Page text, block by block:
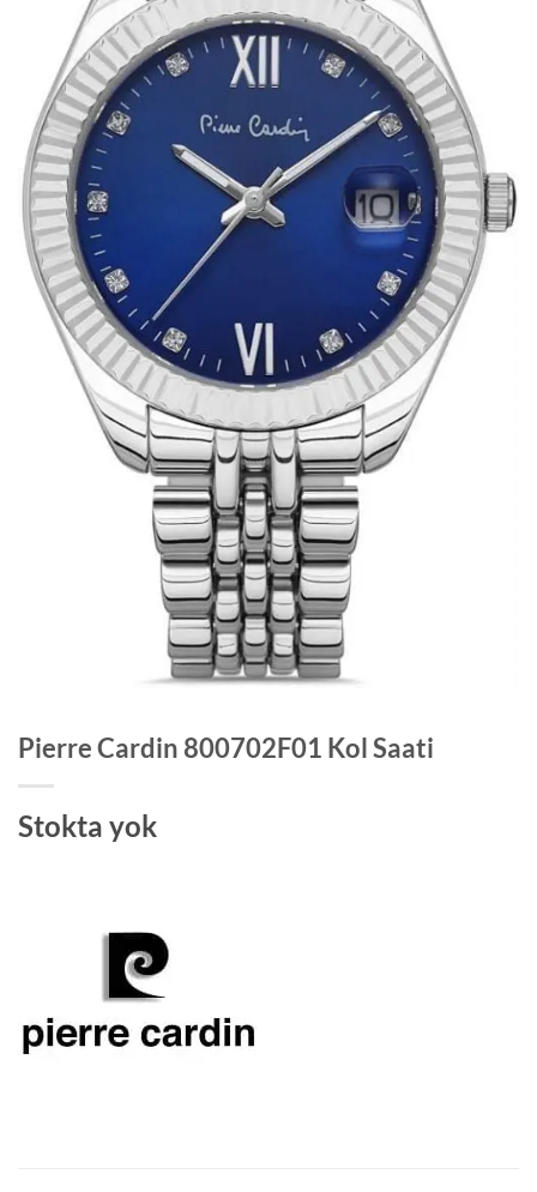
Pierre Cardin 800702F01 Kol Saati
Stokta yok